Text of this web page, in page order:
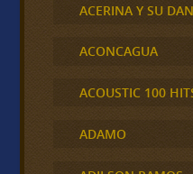
ACERINA Y SU
ACONCAGUA
ACOUSTIC 100
ADAMO